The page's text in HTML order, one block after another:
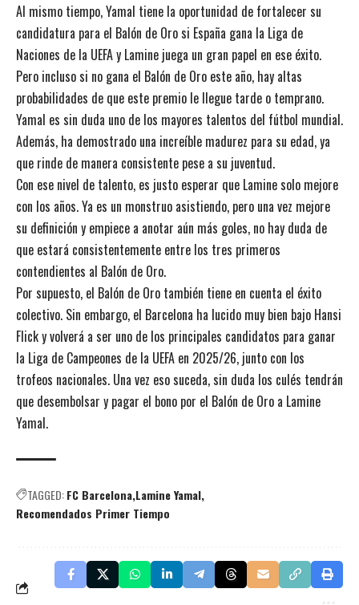
Al mismo tiempo, Yamal tiene la oportunidad de fortalecer su
candidatura para el Balón de Oro si España gana la Liga de
Naciones de la UEFA y Lamine juega un gran papel en ese éxito.
Pero incluso si no gana el Balón de Oro este año, hay altas
probabilidades de que este premio le llegue tarde o temprano.
Yamal es sin duda uno de los mayores talentos del fútbol mundial.
Además, ha demostrado una increíble madurez para su edad, ya
que rinde de manera consistente pese a su juventud.
Con ese nivel de talento, es justo esperar que Lamine solo mejore
con los años. Ya es un monstruo asistiendo, pero una vez mejore
su definición y empiece a anotar aún más goles, no hay duda de
que estará consistentemente entre los tres primeros
contendientes al Balón de Oro.
Por supuesto, el Balón de Oro también tiene en cuenta el éxito
colectivo. Sin embargo, el Barcelona ha lucido muy bien bajo Hansi
Flick y volverá a ser uno de los principales candidatos para ganar
la Liga de Campeones de la UEFA en 2025/26, junto con los
trofeos nacionales. Una vez eso suceda, sin duda los culés tendrán
que desembolsar y pagar el bono por el Balón de Oro a Lamine
Yamal.
TAGGED:FC Barcelona Lamine Yamal
Recomendados Primer Tiempo